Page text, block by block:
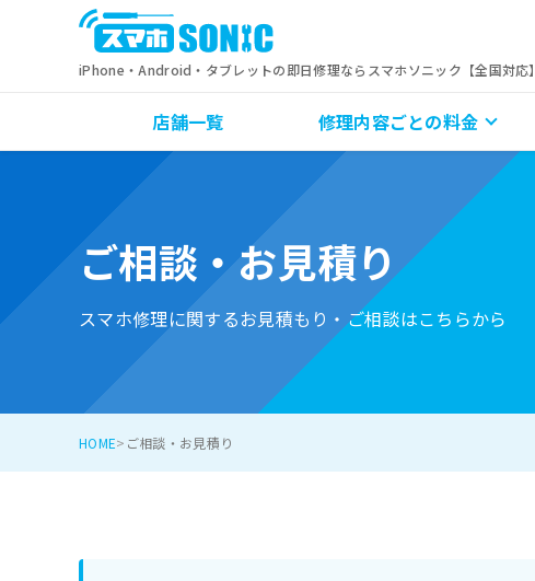
iPhone・Android・タブレットの即日修理ならスマホソニック【全国対応】
店舗一覧 修理内容ごとの料金
ご相談・お見積り
スマホ修理に関するお見積もり・ご相談はこちらから
HOME ご相談・お見積り